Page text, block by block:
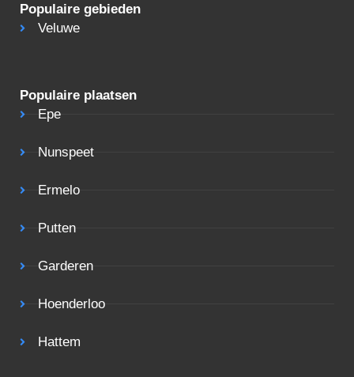
Populaire gebieden
Veluwe
Populaire plaatsen
Epe
Nunspeet
Ermelo
Putten
Garderen
Hoenderloo
Hattem